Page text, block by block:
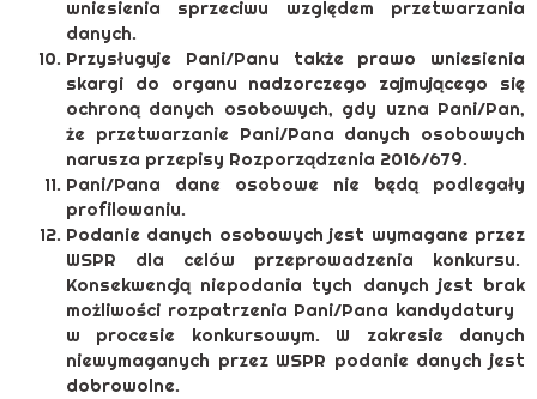
wniesienia sprzeciwu względem przetwarzania
danych.
Przysługuje Pani/Panu także prawo wniesienia
skargi do organu nadzorczego zajmującego się
ochroną danych osobowych, gdy uzna Pani/Pan,
że przetwarzanie Pani/Pana danych osobowych
narusza przepisy Rozporządzenia 2016/679.
Pani/Pana dane osobowe nie będą podlegały
profilowaniu.
Podanie danych osobowych jest wymagane przez
WSPR dla celów przeprowadzenia konkursu.
Konsekwencją niepodania tych danych jest brak
możliwości rozpatrzenia Pani/Pana kandydatury
w procesie konkursowym. W zakresie danych
niewymaganych przez WSPR podanie danych jest
dobrowolne.